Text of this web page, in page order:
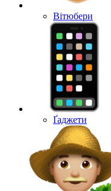
Вітюбери
Ґаджети